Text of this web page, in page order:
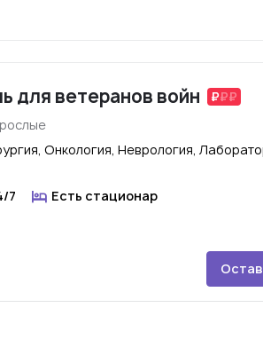
для ветеранов войн
Онкология, Неврология,
7
Есть стационар